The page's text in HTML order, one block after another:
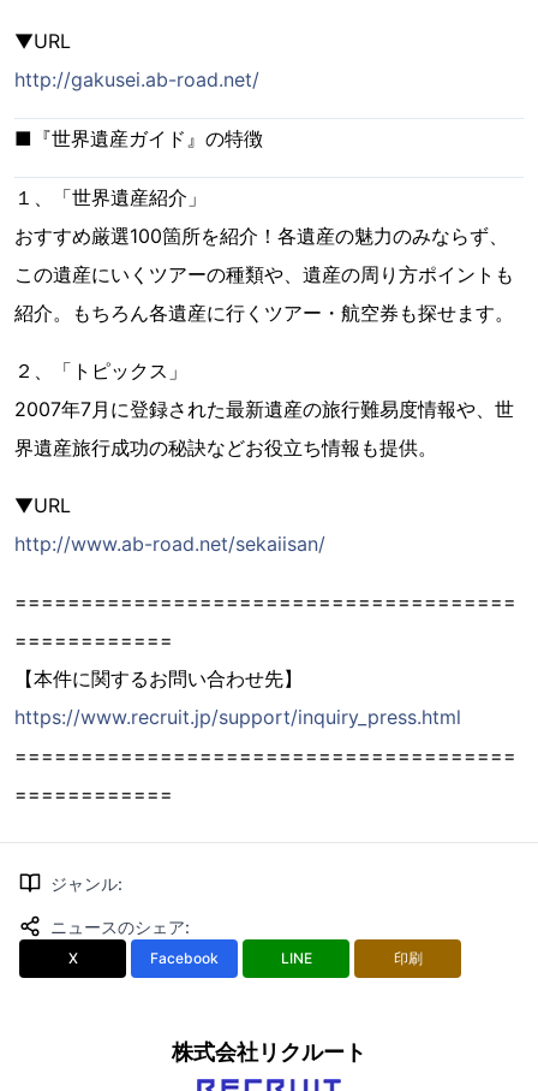
▼URL
http://gakusei.ab-road.net/
■『世界遺産ガイド』の特徴
１、「世界遺産紹介」
おすすめ厳選100箇所を紹介！各遺産の魅力のみならず、
この遺産にいくツアーの種類や、遺産の周り方ポイントも
紹介。もちろん各遺産に行くツアー・航空券も探せます。
２、「トピックス」
2007年7月に登録された最新遺産の旅行難易度情報や、世
界遺産旅行成功の秘訣などお役立ち情報も提供。
▼URL
http://www.ab-road.net/sekaiisan/
======================================
============
【本件に関するお問い合わせ先】
https://www.recruit.jp/support/inquiry_press.html
======================================
============
ジャンル:
ニュースのシェア:
X Facebook LINE 印刷
株式会社リクルート